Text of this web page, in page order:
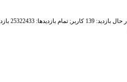
139 کاربر; تمام بازدید‌ها: 25322433 بازدید;